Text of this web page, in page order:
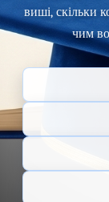
виші, скільки
чим